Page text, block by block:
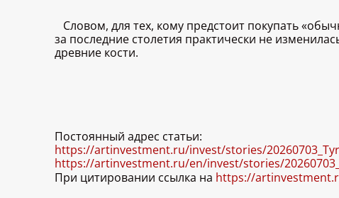
Словом, для тех, кому предстоит покупать
за последние столетия практически не
древние кости.
Постоянный адрес статьи:
https://artinvestment.ru/invest/stories/
https://artinvestment.ru/en/invest/stories/
При цитировании ссылка на https://